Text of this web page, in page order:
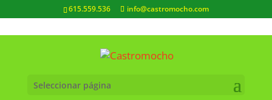
615.559.536 info@castromocho.com
Seleccionar página